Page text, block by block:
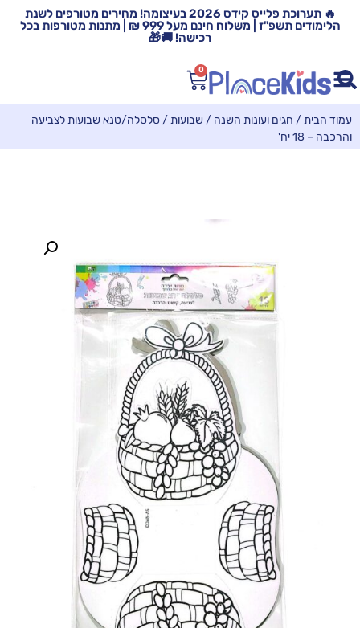
🔥 תערוכת פלייס קידס 2026 בעיצומה! מחירים מטורפים לשנת
הלימודים תשפ"ז | משלוח חינם מעל 999 ₪ | מתנות מטורפות בכל
רכישה! 🚚🎁
0
עמוד הבית/ חגים ועונות השנה / שבועות/ סלסלה/טנא שבועות לצביעה
והרכבה – 18 יח'